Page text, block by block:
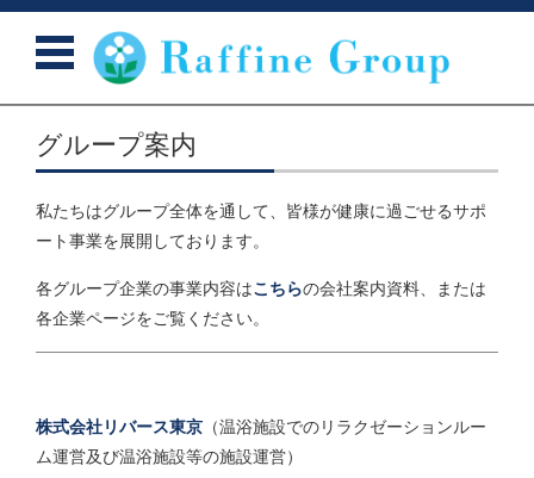
コンテンツに移動
グループ案内
私たちはグループ全体を通して、皆様が健康に過ごせるサポ
ート事業を展開しております。
各グループ企業の事業内容はこちらの会社案内資料、または
各企業ページをご覧ください。
株式会社リバース東京 （温浴施設でのリラクゼーションルー
ム運営及び温浴施設等の施設運営）